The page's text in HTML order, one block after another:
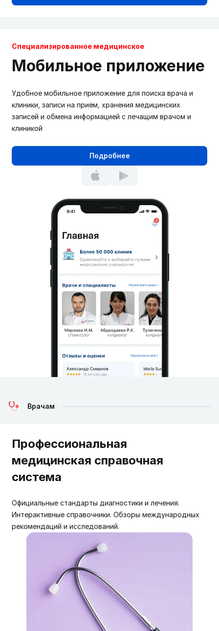
Cпециализированное медицинское
Мобильное приложение
Удобное мобильное приложение для поиска врача и
клиники, записи на приём, хранения медицинских
записей и обмена информацией с лечащим врачом и
клиникой
Подробнее
Врачам
Профессиональная
медицинская справочная
система
Официальные стандарты диагностики и лечения.
Интерактивные справочники. Обзоры международных
рекомендаций и исследований.